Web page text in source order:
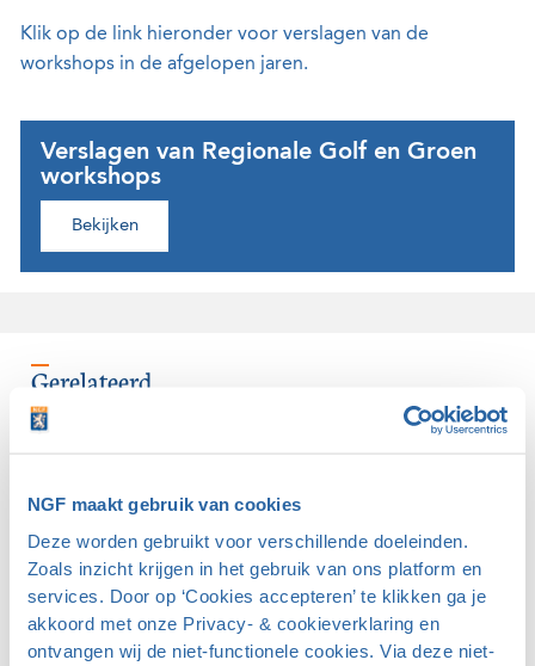
NGF maakt gebruik van cookies
Deze worden gebruikt voor verschillende doeleinden.
Zoals inzicht krijgen in het gebruik van ons platform en
services. Door op ‘Cookies accepteren’ te klikken ga je
akkoord met onze Privacy- & cookieverklaring en
ontvangen wij de niet-functionele cookies. Via deze niet-
Klik op de link hieronder voor verslagen van de
workshops in de afgelopen jaren.
Verslagen van Regionale Golf en Groen
workshops
Bekijken
Gerelateerd
GEO-certificering
golfbanen aan dat ze werk maken van duurzaamheid.
Hier lees je alles over GEO-certificering en de vele
voordelen van het internationaal erkende keurmerk.
Caddie